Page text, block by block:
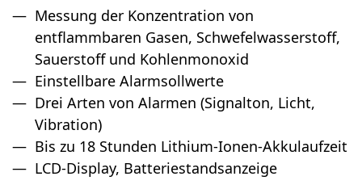
Messung der Konzentration von
entflammbaren Gasen, Schwefelwasserstoff,
Sauerstoff und Kohlenmonoxid
Einstellbare Alarmsollwerte
Drei Arten von Alarmen (Signalton, Licht,
Vibration)
Bis zu 18 Stunden Lithium-Ionen-Akkulaufzeit
LCD-Display, Batteriestandsanzeige